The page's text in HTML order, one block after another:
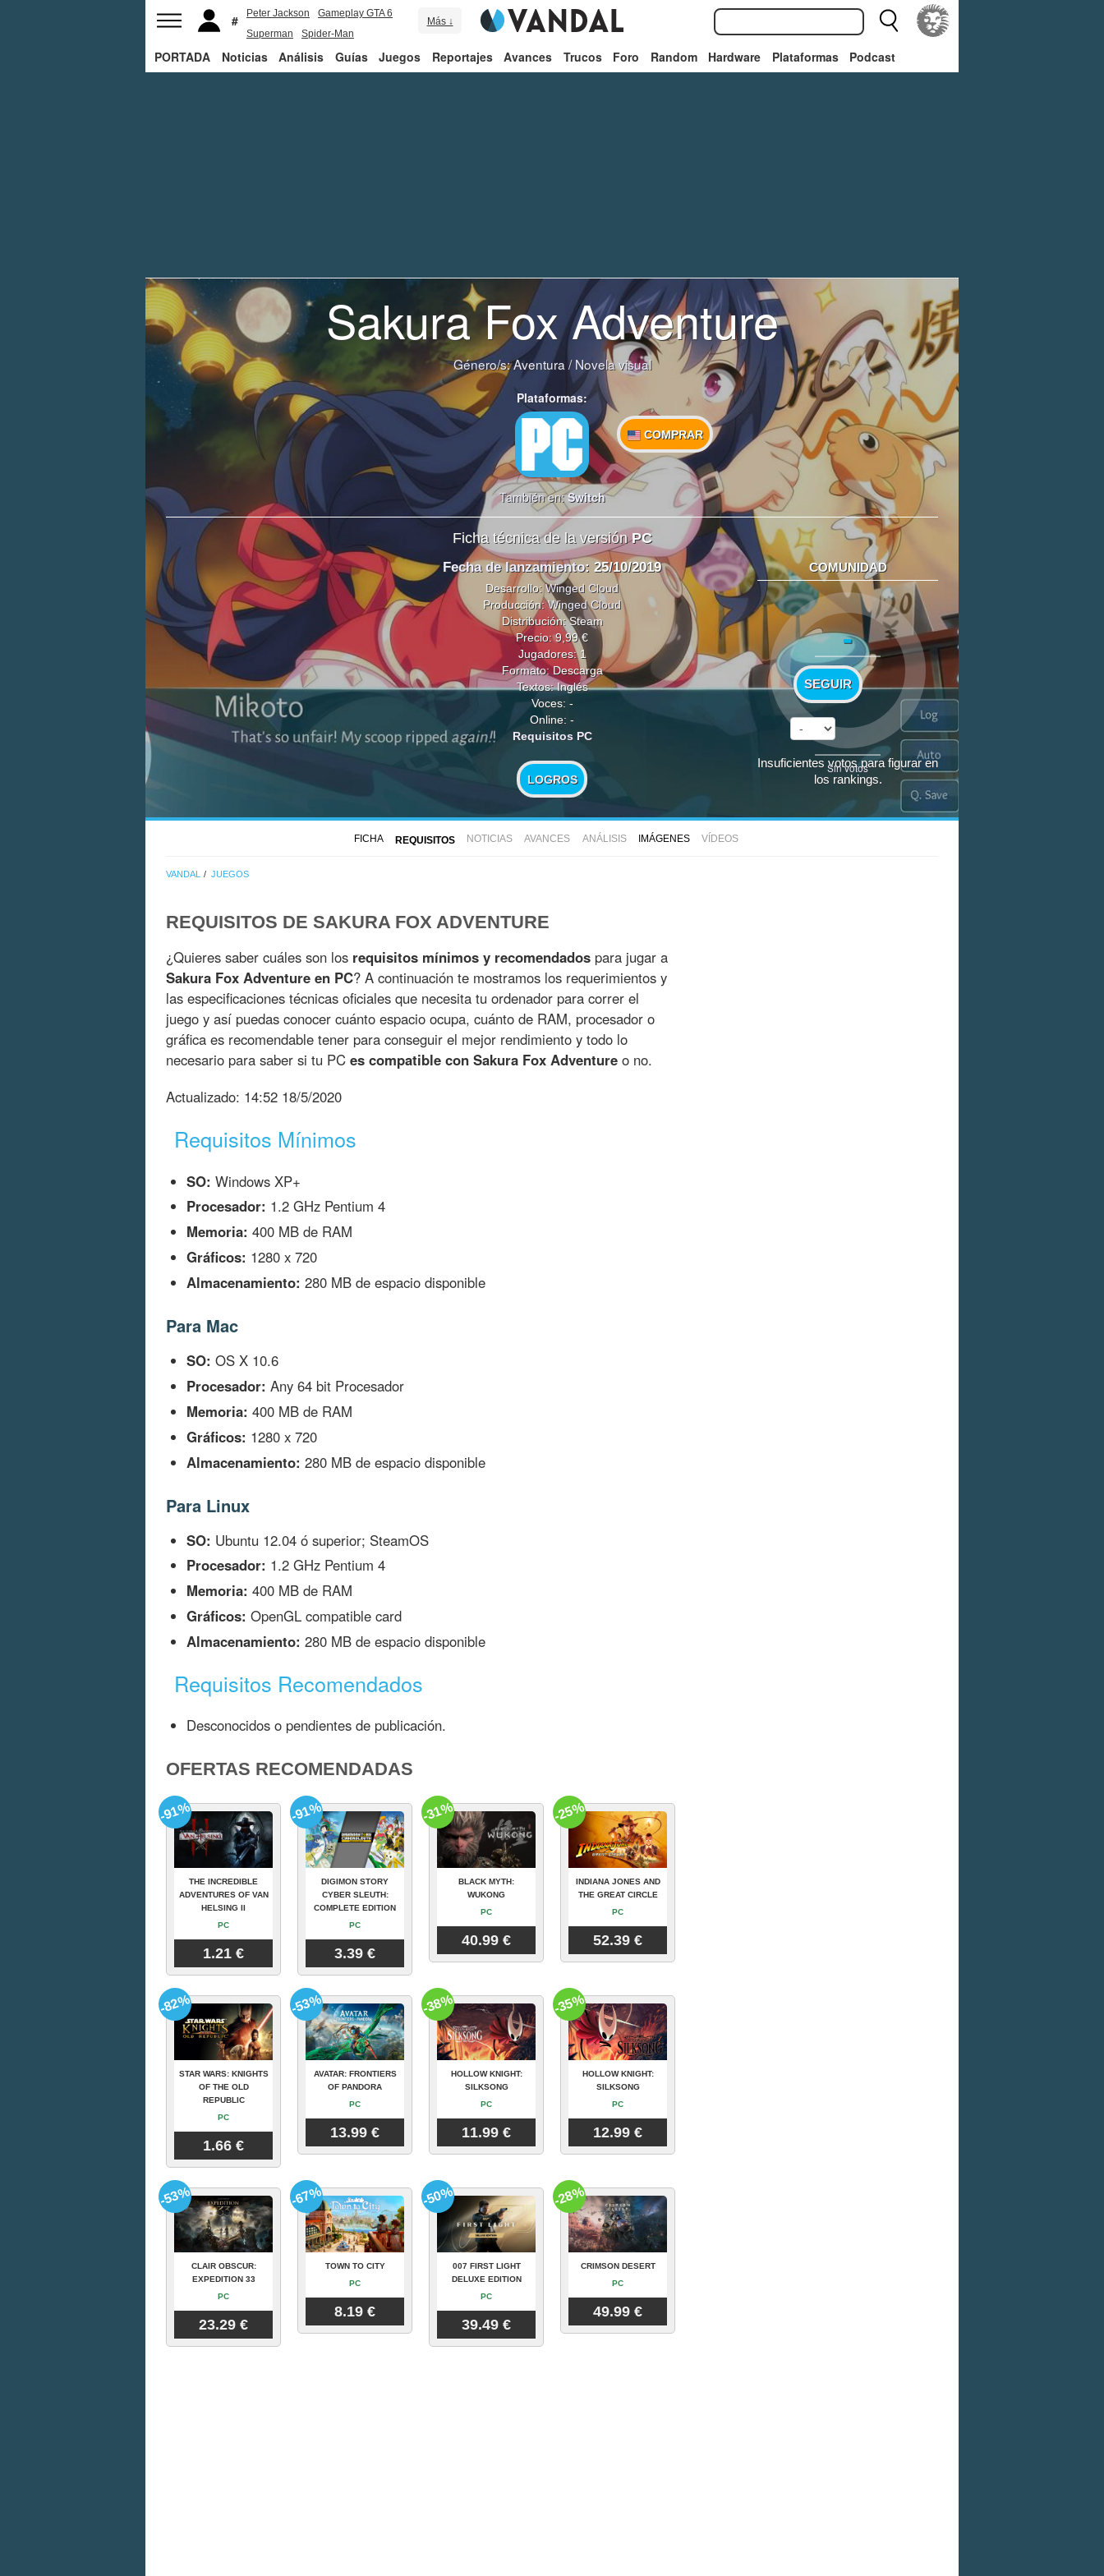
Peter Jackson
Gameplay GTA 6
Superman
Spider-Man
Más ↓
PORTADA Noticias Análisis Guías Juegos Reportajes Avances Trucos Foro Random Hardware Plataformas Podcast
Sakura Fox Adventure
Género/s:Aventura /Novela visual
Plataformas:
COMPRAR
También en:Switch
Ficha técnica de la versiónPC
Fecha de lanzamiento: 25/10/2019
Desarrollo:Winged Cloud
Producción:Winged Cloud
Distribución: Steam
Precio: 9,99 €
Jugadores: 1
Formato: Descarga
Textos: Inglés
Voces: -
Online: -
Requisitos PC
LOGROS
COMUNIDAD
-
SEGUIR
Sin votos
Insuficientes votos para figurar en
los rankings.
FICHA REQUISITOS NOTICIAS AVANCES ANÁLISIS IMÁGENES VÍDEOS
VANDAL JUEGOS
REQUISITOS DE SAKURA FOX ADVENTURE
¿Quieres saber cuáles son los requisitos mínimos y recomendados para jugar a
Sakura Fox Adventure en PC? A continuación te mostramos los requerimientos y
las especificaciones técnicas oficiales que necesita tu ordenador para correr el
juego y así puedas conocer cuánto espacio ocupa, cuánto de RAM, procesador o
gráfica es recomendable tener para conseguir el mejor rendimiento y todo lo
necesario para saber si tu PC es compatible con Sakura Fox Adventure o no.
Actualizado: 14:52 18/5/2020
Requisitos Mínimos
SO: Windows XP+
Procesador: 1.2 GHz Pentium 4
Memoria: 400 MB de RAM
Gráficos: 1280 x 720
Almacenamiento: 280 MB de espacio disponible
Para Mac
SO: OS X 10.6
Procesador: Any 64 bit Procesador
Memoria: 400 MB de RAM
Gráficos: 1280 x 720
Almacenamiento: 280 MB de espacio disponible
Para Linux
SO: Ubuntu 12.04 ó superior; SteamOS
Procesador: 1.2 GHz Pentium 4
Memoria: 400 MB de RAM
Gráficos: OpenGL compatible card
Almacenamiento: 280 MB de espacio disponible
Requisitos Recomendados
Desconocidos o pendientes de publicación.
OFERTAS RECOMENDADAS
THE INCREDIBLE
ADVENTURES OF VAN
HELSING II
PC
1.21 €
-91%
DIGIMON STORY
CYBER SLEUTH:
COMPLETE EDITION
PC
3.39 €
-91%
BLACK MYTH:
WUKONG
PC
40.99 €
-31%
INDIANA JONES AND
THE GREAT CIRCLE
PC
52.39 €
-25%
STAR WARS: KNIGHTS
OF THE OLD
REPUBLIC
PC
1.66 €
-82%
AVATAR: FRONTIERS
OF PANDORA
PC
13.99 €
-53%
HOLLOW KNIGHT:
SILKSONG
PC
11.99 €
-38%
HOLLOW KNIGHT:
SILKSONG
PC
12.99 €
-35%
CLAIR OBSCUR:
EXPEDITION 33
PC
23.29 €
-53%
TOWN TO CITY
PC
8.19 €
-67%
007 FIRST LIGHT
DELUXE EDITION
PC
39.49 €
-50%
CRIMSON DESERT
PC
49.99 €
-28%